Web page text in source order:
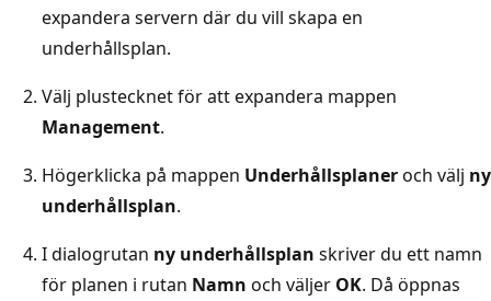
expandera servern där du vill skapa en
underhållsplan.
Välj plustecknet för att expandera mappen
Management.
Högerklicka på mappen Underhållsplaneroch välj ny
underhållsplan.
I dialogrutan ny underhållsplan skriver du ett namn
för planen i rutan Namn och väljer OK. Då öppnas